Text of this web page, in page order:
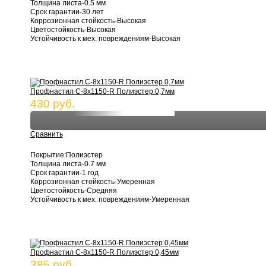
Толщина листа-0.5 мм
Срок гарантии-30 лет
Коррозионная стойкость-Высокая
Цветостойкость-Высокая
Устойчивость к мех. повреждениям-Высокая
Профнастил С-8х1150-R Полиэстер 0,7мм
430 руб.
Сравнить
Покрытие:Полиэстер
Толщина листа-0.7 мм
Срок гарантии-1 год
Коррозионная стойкость-Умеренная
Цветостойкость-Средняя
Устойчивость к мех. повреждениям-Умеренная
Профнастил С-8х1150-R Полиэстер 0,45мм